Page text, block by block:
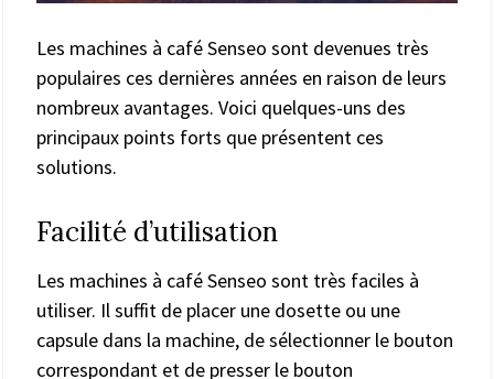
Les machines à café Senseo sont devenues très
populaires ces dernières années en raison de leurs
nombreux avantages. Voici quelques-uns des
principaux points forts que présentent ces
solutions.
Facilité d’utilisation
Les machines à café Senseo sont très faciles à
utiliser. Il suffit de placer une dosette ou une
capsule dans la machine, de sélectionner le bouton
correspondant et de presser le bouton